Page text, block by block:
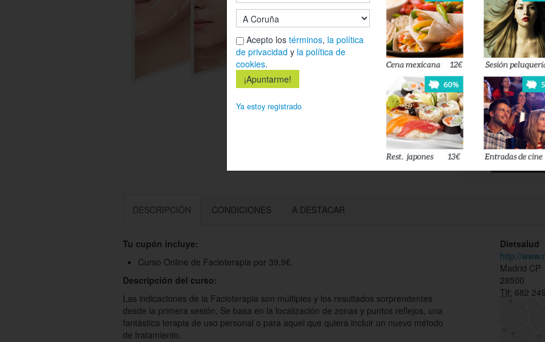
más
Déjanos tu
esté
Acepto
privacidady
DESCRIPCIÓN CONDICIONES A DESTACAR
Tu cupón incluye:
Curso Online de Facioterapia por 39,9€.
Descripción del curso:
Las indicaciones de la Facioterapia son múltiples y los resultados sorprendentes
desde la primera sesión. Se basa en la localización de zonas y puntos reflejos, una
fantástica terapia de uso personal o para aquel que quiera incluir un nuevo método
de tratamiento.
Dietsalud
http://
Madrid CP
28500
Tlf: 682
Acepto los términos, la política
de privacidad y la política de
cookies.
Ya estoy registrado